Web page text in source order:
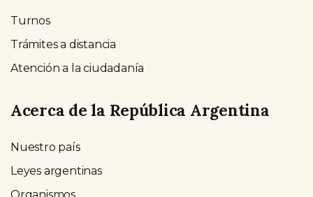
Turnos
Trámites a distancia
Atención a la ciudadanía
Acerca de la República Argentina
Nuestro país
Leyes argentinas